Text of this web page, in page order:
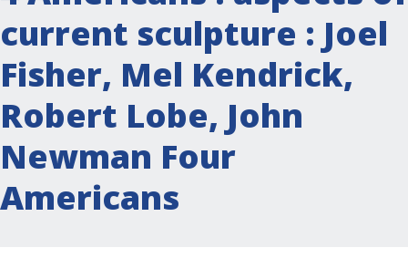
current sculpture : Joel
Fisher, Mel Kendrick,
Robert Lobe, John
Newman Four
Americans